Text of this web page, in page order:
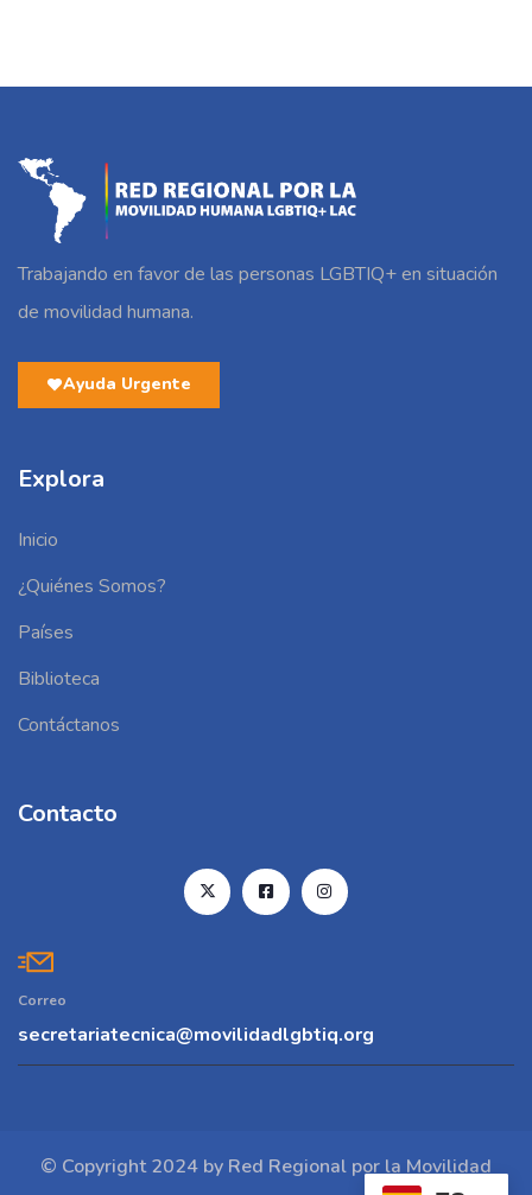
Trabajando en favor de las personas LGBTIQ+ en situación
de movilidad humana.
Ayuda Urgente
Explora
Inicio
¿Quiénes Somos?
Países
Biblioteca
Contáctanos
Contacto
Correo
secretariatecnica@movilidadlgbtiq.org
© Copyright 2024 by Red Regional por la Movilidad